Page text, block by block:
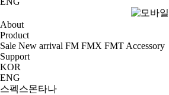
About
Product
Sale New arrival FM FMX FMT Accessory
Support
KOR
ENG
스펙스몬타나